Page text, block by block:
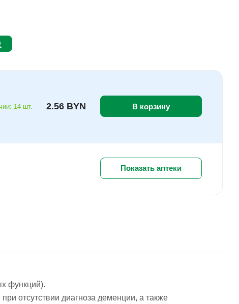
14 шт. 2.56 BYN В корзину
Показать аптеки
функций).
отсутствии диагноза деменции, а также